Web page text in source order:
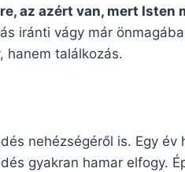
az azért van, mert Isten
iránti vágy már
hanem találkozás.
nehézségéről is. Egy év
gyakran hamar elfogy.